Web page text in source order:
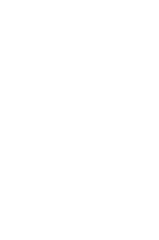
que mostraron
B.
Institute y
tanto a
un
es volver a los